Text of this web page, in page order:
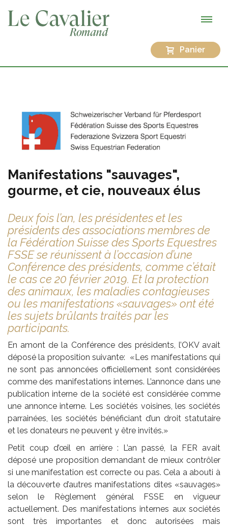
Panier
Manifestations "sauvages",
gourme, et cie, nouveaux élus
Deux fois l’an, les présidentes et les
présidents des associations membres de
la Fédération Suisse des Sports Equestres
FSSE se réunissent à l’occasion d’une
Conférence des présidents, comme c’était
le cas ce 20 février 2019. Et la protection
des animaux, les maladies contagieuses
ou les manifestations «sauvages» ont été
les sujets brûlants traités par les
participants.
En amont de la Conférence des présidents, l’OKV avait
déposé la proposition suivante: «Les manifestations qui
ne sont pas annoncées officiellement sont considérées
comme des manifestations internes. L’annonce dans une
publication interne de la société est considérée comme
une annonce interne. Les sociétés voisines, les sociétés
parrainées, les sociétés bénéficiant d’un droit statutaire
et les donateurs ne peuvent y être invités.»
Petit coup d’œil en arrière : L’an passé, la FER avait
déposé une proposition demandant de mieux contrôler
si une manifestation est correcte ou pas. Cela a abouti à
la découverte d’autres manifestations dites «sauvages»
selon le Règlement général FSSE en vigueur
actuellement. Des manifestations internes aux sociétés
sont très importantes et donc autorisées mais